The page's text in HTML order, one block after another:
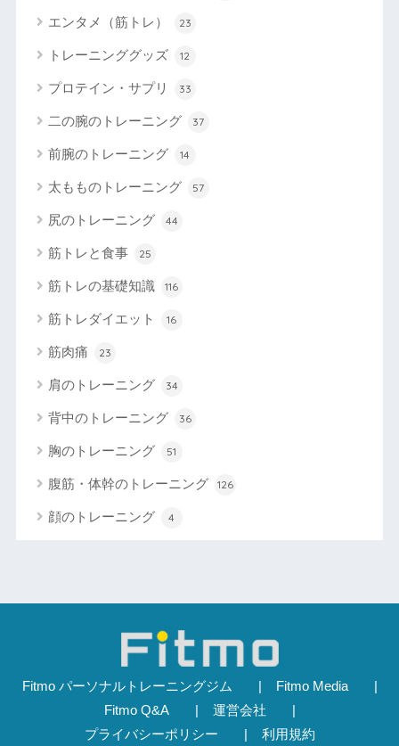
エンタメ（筋トレ） 23
トレーニンググッズ 12
プロテイン・サプリ 33
二の腕のトレーニング 37
前腕のトレーニング 14
太もものトレーニング 57
尻のトレーニング 44
筋トレと食事 25
筋トレの基礎知識 116
筋トレダイエット 16
筋肉痛 23
肩のトレーニング 34
背中のトレーニング 36
胸のトレーニング 51
腹筋・体幹のトレーニング 126
顔のトレーニング 4
Fitmo パーソナルトレーニングジム
Fitmo Media
Fitmo Q&A
運営会社
プライバシーポリシー
利用規約